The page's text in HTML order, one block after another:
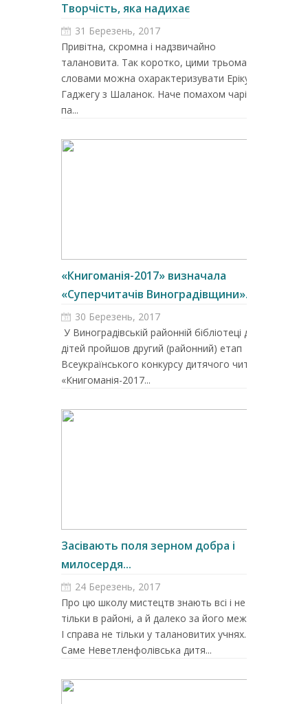
Творчість, яка надихає
31 Березень, 2017
Привітна, скромна і надзвичайно
талановита. Так коротко, цими трьома
словами можна охарактеризувати Еріку
Гаджегу з Шаланок. Наче помахом чарівної
па...
«Книгоманія-2017» визначала
«Суперчитачів Виноградівщини»...
30 Березень, 2017
У Виноградівській районній бібліотеці для
дітей пройшов другий (районний) етап
Всеукраїнського конкурсу дитячого читання
«Книгоманія-2017...
Засівають поля зерном добра і
милосердя...
24 Березень, 2017
Про цю школу мистецтв знають всі і не
тільки в районі, а й далеко за його межами.
І справа не тільки у талановитих учнях.
Саме Неветленфолівська дитя...